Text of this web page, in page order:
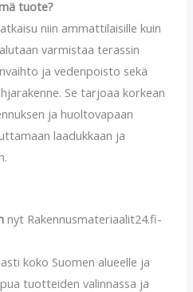
tuote?
niin ammattilaisille kuin
varmistaa terassin
ja vedenpoisto sekä
Se tarjoaa korkean
ja huoltovapaan
laadukkaan ja
nyt Rakennusmateriaalit24.fi-
koko Suomen alueelle ja
tuotteiden valinnassa ja